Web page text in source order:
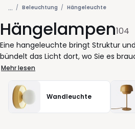
angesehen
Artikel
... Beleuchtung Hängeleuchte
Hängelampen104
Eine hangeleuchte bringt Struktur
bündelt das Licht dort, wo Sie es
Zonen im Alltag. Über dem esstisch
für angenehme Helligkeit beim
wohnzimmer setzt sie einen
zu dominieren. Bei La Redoute
sich leicht in bestehende
Mehr lesen
Wandleuchte